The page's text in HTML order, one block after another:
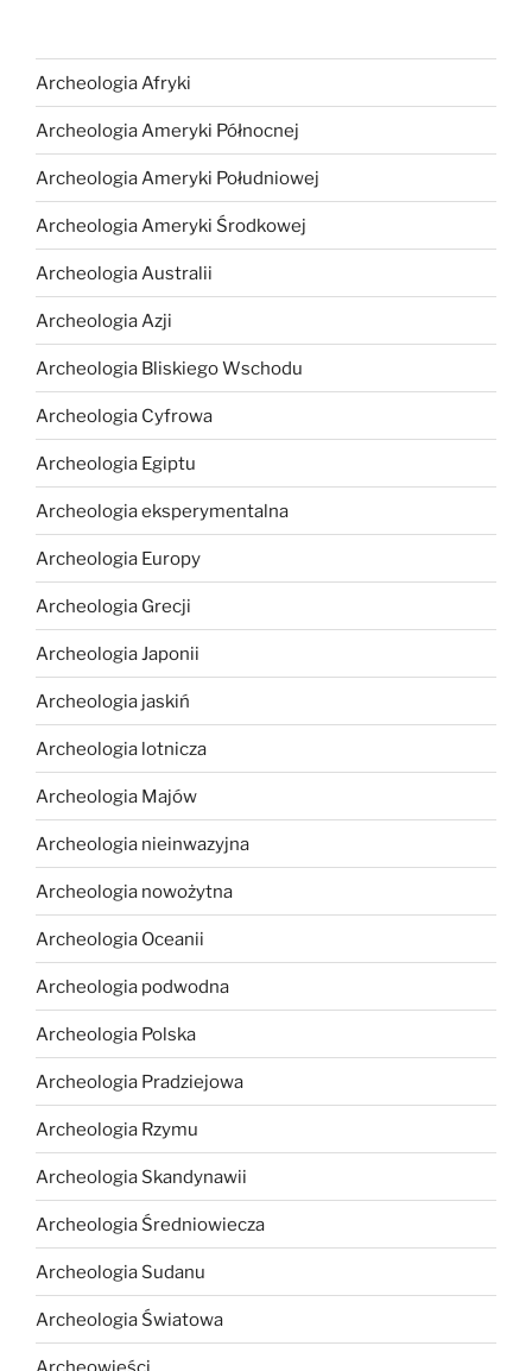
Archeologia Afryki
Archeologia Ameryki Północnej
Archeologia Ameryki Południowej
Archeologia Ameryki Środkowej
Archeologia Australii
Archeologia Azji
Archeologia Bliskiego Wschodu
Archeologia Cyfrowa
Archeologia Egiptu
Archeologia eksperymentalna
Archeologia Europy
Archeologia Grecji
Archeologia Japonii
Archeologia jaskiń
Archeologia lotnicza
Archeologia Majów
Archeologia nieinwazyjna
Archeologia nowożytna
Archeologia Oceanii
Archeologia podwodna
Archeologia Polska
Archeologia Pradziejowa
Archeologia Rzymu
Archeologia Skandynawii
Archeologia Średniowiecza
Archeologia Sudanu
Archeologia Światowa